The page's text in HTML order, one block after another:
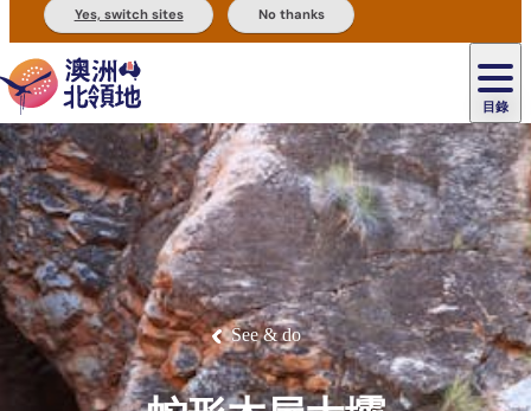
Yes, switch sites No thanks
目錄
主
目
錄
必
訪
最
受
達
爾
文
愛
麗
斯
泉
烏
魯
魯
卡
卡
杜
國
家
公
園
李
治
菲
特
國
家
公
園
瓦
塔
卡
國
家
公
園
提
維
群
島
東
阿
納
姆
地
馬
塔
蘭
卡
溫
泉
池
尼
特
米
魯
克
國
家
公
園
卡
魯
卡
魯
/
魔
鬼
大
理
石
保
護
區
馬
古
克
瀑
布
茨
奧
查
/
西
麥
克
唐
納
國
家
體
驗
住
民
文
化
體
驗
美
食
攻
略
節
慶
與
活
動
戶
外
和
探
險
自
然
和
野
生
動
植
物
歷
史
與
文
物
釣
魚
豪
華
旅
游
露
營
和
豪
華
野
營
自
駕
遊
規
住
宿
導
覽
團
租
車
和
交
通
工
具
See & do